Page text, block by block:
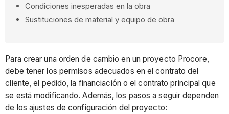
Condiciones inesperadas en la obra
Sustituciones de material y equipo de obra
Para crear una orden de cambio en un proyecto Procore,
debe tener los permisos adecuados en el contrato del
cliente, el pedido, la financiación o el contrato principal que
se está modificando. Además, los pasos a seguir dependen
de los ajustes de configuración del proyecto: